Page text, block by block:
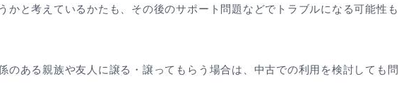
かと考えているかたも、その後のサポート問題などでトラブルになる可能性も
のある親族や友人に譲る・譲ってもらう場合は、中古での利用を検討しても問